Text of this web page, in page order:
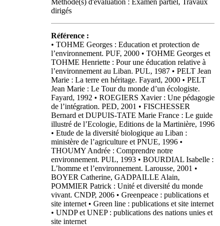
Méthode(s) d'évaluation : Examen partiel, Travaux
dirigés
Référence :
• TOHME Georges : Education et protection de
l’environnement. PUF, 2000 • TOHME Georges et
TOHME Henriette : Pour une éducation relative à
l’environnement au Liban. PUL, 1987 • PELT Jean
Marie : La terre en héritage. Fayard, 2000 • PELT
Jean Marie : Le Tour du monde d’un écologiste.
Fayard, 1992 • ROEGIERS Xavier : Une pédagogie
de l’intégration. PED, 2001 • FISCHESSER
Bernard et DUPUIS-TATE Marie France : Le guide
illustré de l’Ecologie, Editions de la Martinière, 1996
• Etude de la diversité biologique au Liban :
ministère de l’agriculture et PNUE, 1996 •
THOUMY Andrée : Comprendre notre
environnement. PUL, 1993 • BOURDIAL Isabelle :
L’homme et l’environnement. Larousse, 2001 •
BOYER Catherine, GADPAILLE Alain,
POMMIER Patrick : Unité et diversité du monde
vivant. CNDP, 2006 • Greenpeace : publications et
site internet • Green line : publications et site internet
• UNDP et UNEP : publications des nations unies et
site internet